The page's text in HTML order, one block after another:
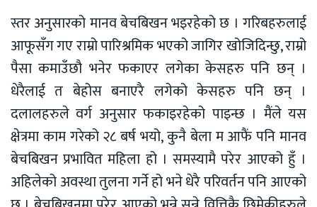
स्तर अनुसारको मानव बेचबिखन भइरहेको छ । गरिबहरुलाई
आफूसँग गए राम्रो पारिश्रमिक भएको जागिर खोजिदिन्छु, राम्रो
पैसा कमाउँछौ भनेर फकाएर लगेका केसहरु पनि छन् ।
धेरैलाई त बेहोस बनाएरै लगेको केसहरु पनि छन् ।
दलालहरुले वर्ग अनुसार फकाइरहेको पाइन्छ । मैंले यस
क्षेत्रमा काम गरेको २८ बर्ष भयो, कुनै बेला म आफैं पनि मानव
बेचबिखन प्रभावित महिला हो । समस्यामै परेर आएको हुँ ।
अहिलेको अवस्था तुलना गर्ने हो भने धेरै परिवर्तन पनि आएको